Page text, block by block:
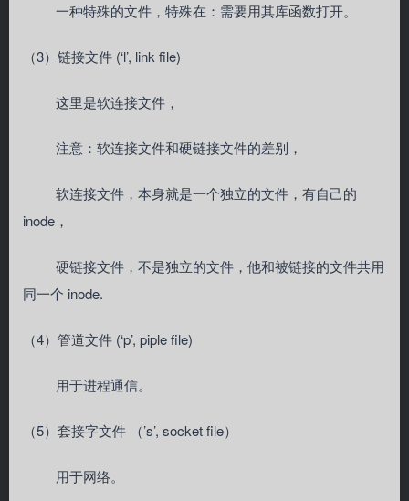
一种特殊的文件，特殊在：需要用其库函数打开。
（3）链接文件 (‘l’, link file)
这里是软连接文件，
注意：软连接文件和硬链接文件的差别，
软连接文件，本身就是一个独立的文件，有自己的
inode，
硬链接文件，不是独立的文件，他和被链接的文件共用
同一个 inode.
（4）管道文件 (‘p’, piple file)
用于进程通信。
（5）套接字文件 （’s’, socket file）
用于网络。